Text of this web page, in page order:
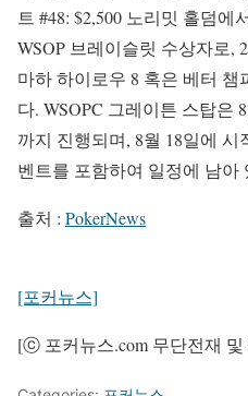
트 #48: $2,500 노리밋 홀덤에
WSOP 브레이슬릿 수상자로,
마하 하이로우 8 혹은 베터 챔
다. WSOPC 그레이튼 스탑은
까지 진행되며, 8월 18일에 시
벤트를 포함하여 일정에 남아
출처 : PokerNews
[포커뉴스]
[ⓒ 포커뉴스.com 무단전재